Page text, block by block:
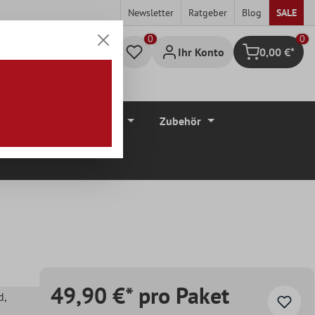
Newsletter Ratgeber Blog SALE
Ihr Konto Warenkorb
0
0,00 €*
Zubehör
,
49,90 €* pro Paket